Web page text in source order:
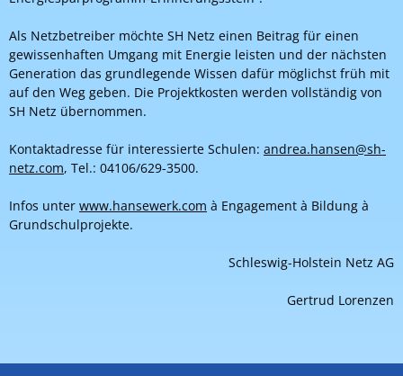
Als Netzbetreiber möchte SH Netz einen Beitrag für einen
gewissenhaften Umgang mit Energie leisten und der nächsten
Generation das grundlegende Wissen dafür möglichst früh mit
auf den Weg geben. Die Projektkosten werden vollständig von
SH Netz übernommen.
Kontaktadresse für interessierte Schulen: andrea.hansen@sh-
netz.com, Tel.: 04106/629-3500.
Infos unter www.hansewerk.com à Engagement à Bildung à
Grundschulprojekte.
Schleswig-Holstein Netz AG
Gertrud Lorenzen